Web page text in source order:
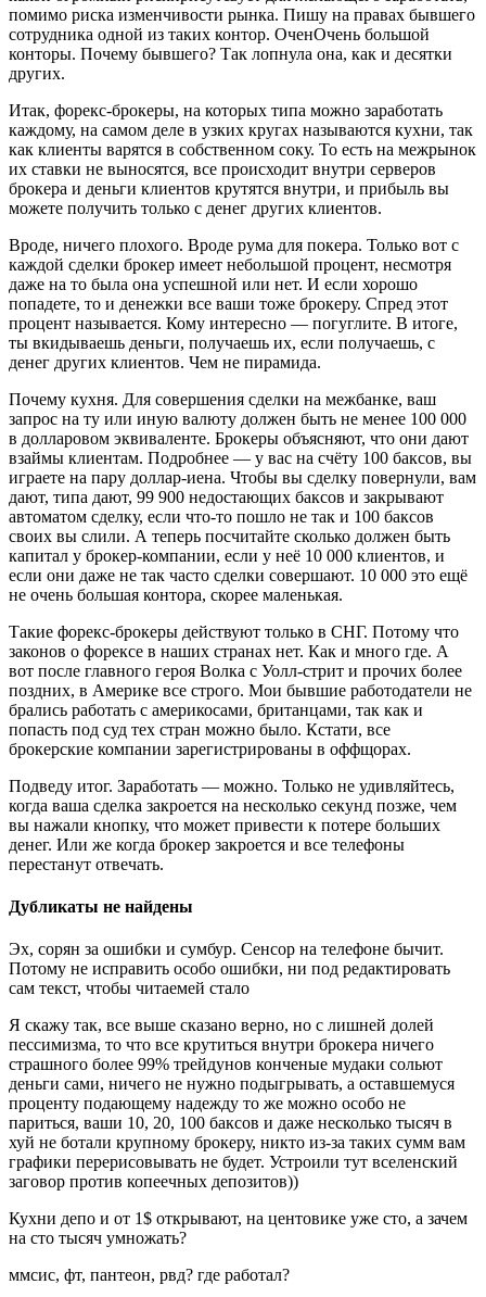
помимо риска изменчивости рынка. Пишу на правах бывшего
сотрудника одной из таких контор. ОченОчень большой
конторы. Почему бывшего? Так лопнула она, как и десятки
других.
Итак, форекс-брокеры, на которых типа можно заработать
каждому, на самом деле в узких кругах называются кухни, так
как клиенты варятся в собственном соку. То есть на межрынок
их ставки не выносятся, все происходит внутри серверов
брокера и деньги клиентов крутятся внутри, и прибыль вы
можете получить только с денег других клиентов.
Вроде, ничего плохого. Вроде рума для покера. Только вот с
каждой сделки брокер имеет небольшой процент, несмотря
даже на то была она успешной или нет. И если хорошо
попадете, то и денежки все ваши тоже брокеру. Спред этот
процент называется. Кому интересно — погуглите. В итоге,
ты вкидываешь деньги, получаешь их, если получаешь, с
денег других клиентов. Чем не пирамида.
Почему кухня. Для совершения сделки на межбанке, ваш
запрос на ту или иную валюту должен быть не менее 100 000
в долларовом эквиваленте. Брокеры объясняют, что они дают
взаймы клиентам. Подробнее — у вас на счёту 100 баксов, вы
играете на пару доллар-иена. Чтобы вы сделку повернули, вам
дают, типа дают, 99 900 недостающих баксов и закрывают
автоматом сделку, если что-то пошло не так и 100 баксов
своих вы слили. А теперь посчитайте сколько должен быть
капитал у брокер-компании, если у неё 10 000 клиентов, и
если они даже не так часто сделки совершают. 10 000 это ещё
не очень большая контора, скорее маленькая.
Такие форекс-брокеры действуют только в СНГ. Потому что
законов о форексе в наших странах нет. Как и много где. А
вот после главного героя Волка с Уолл-стрит и прочих более
поздних, в Америке все строго. Мои бывшие работодатели не
брались работать с америкосами, британцами, так как и
попасть под суд тех стран можно было. Кстати, все
брокерские компании зарегистрированы в оффщорах.
Подведу итог. Заработать — можно. Только не удивляйтесь,
когда ваша сделка закроется на несколько секунд позже, чем
вы нажали кнопку, что может привести к потере больших
денег. Или же когда брокер закроется и все телефоны
перестанут отвечать.
Дубликаты не найдены
Эх, сорян за ошибки и сумбур. Сенсор на телефоне бычит.
Потому не исправить особо ошибки, ни под редактировать
сам текст, чтобы читаемей стало
Я скажу так, все выше сказано верно, но с лишней долей
пессимизма, то что все крутиться внутри брокера ничего
страшного более 99% трейдунов конченые мудаки сольют
деньги сами, ничего не нужно подыгрывать, а оставшемуся
проценту подающему надежду то же можно особо не
париться, ваши 10, 20, 100 баксов и даже несколько тысяч в
хуй не ботали крупному брокеру, никто из-за таких сумм вам
графики перерисовывать не будет. Устроили тут вселенский
заговор против копеечных депозитов))
Кухни депо и от 1$ открывают, на центовике уже сто, а зачем
на сто тысяч умножать?
ммсис, фт, пантеон, рвд? где работал?